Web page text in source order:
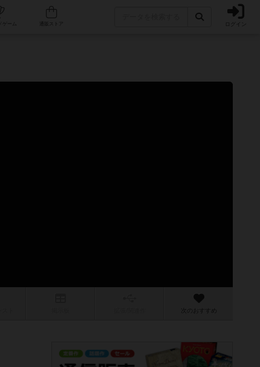
人気ボードゲーム ログイン
次のおすすめ